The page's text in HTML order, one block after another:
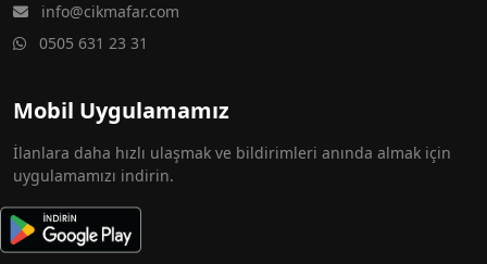
info@cikmafar.com
0505 631 23 31
Mobil Uygulamamız
İlanlara daha hızlı ulaşmak ve bildirimleri anında almak için
uygulamamızı indirin.